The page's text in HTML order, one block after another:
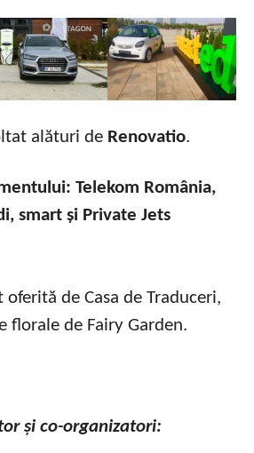
alături de Renovatio.
Telekom România,
smart și Private Jets
oferită de Casa de Traduceri,
florale de Fairy Garden.
și co-organizatori: